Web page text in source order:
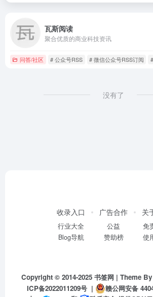
瓦斯阅读
聚合优质的商业科技资讯
问答/社区 # 公众号RSS # 微信公众号RSS订阅
没有了
收录入口
行业大全
Blog导航
广告合作
公益
赞助榜
关
免
使
Copyright © 2014-2025 书签网 | Theme By
ICP备2022011209号| 赣公网安备